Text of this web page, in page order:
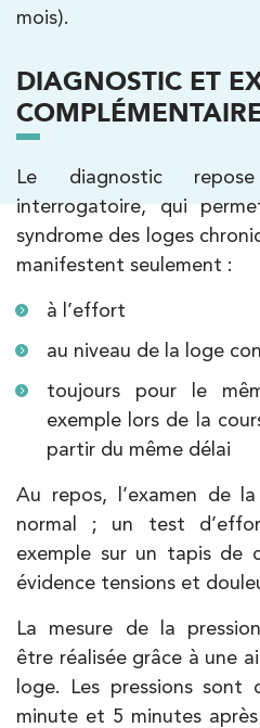
mois).
DIAGNOSTIC ET
Le diagnostic
interrogatoire, qui
syndrome des loges
manifestent seulement :
à l’effort
au niveau de la loge
toujours pour le
exemple lors de la
partir du même délai
Au repos, l’examen de
normal ; un test
exemple sur un tapis de
évidence tensions et
La mesure de la
être réalisée grâce à une
loge. Les pressions sont
minute et 5 minutes
PRENDRE RDV